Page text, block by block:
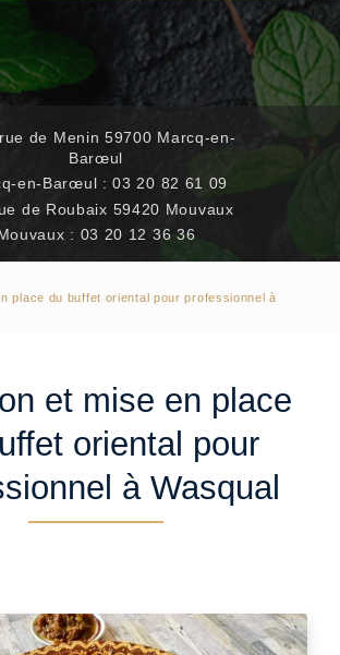
de Menin 59700 Marcq-en-
Barœul
en-Barœul :03 20 82 61 09
de Roubaix 59420 Mouvaux
: 03 20 12 36 36
place du buffet oriental pour professionnel à
et mise en place
oriental pour
à Wasqual